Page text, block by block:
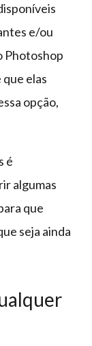
e/ou
Photoshop
elas
opção,
é
algumas
que
seja ainda